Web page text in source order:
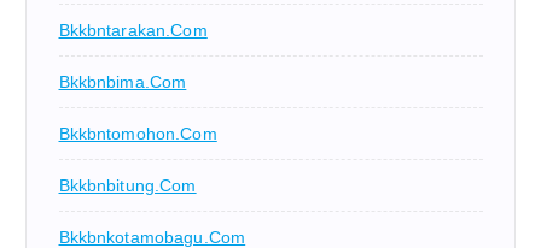
Bkkbntarakan.com
Bkkbnbima.com
Bkkbntomohon.com
Bkkbnbitung.com
Bkkbnkotamobagu.com